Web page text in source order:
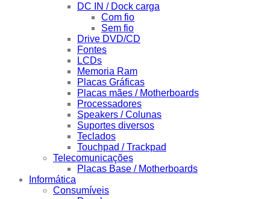
DC IN / Dock carga
Com fio
Sem fio
Drive DVD/CD
Fontes
LCDs
Memoria Ram
Placas Gráficas
Placas mães / Motherboards
Processadores
Speakers / Colunas
Suportes diversos
Teclados
Touchpad / Trackpad
Telecomunicações
Placas Base / Motherboards
Informática
Consumíveis